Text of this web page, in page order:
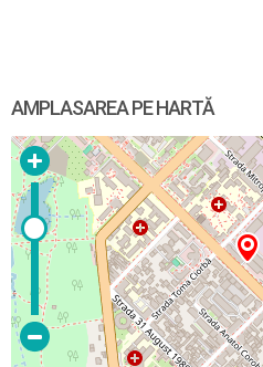
AMPLASAREA PE HARTĂ